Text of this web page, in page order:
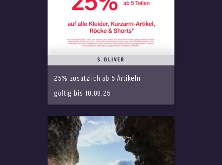
S.OLIVER
25% zusätzlich ab 5 Artikeln
gültig bis 10.08.26